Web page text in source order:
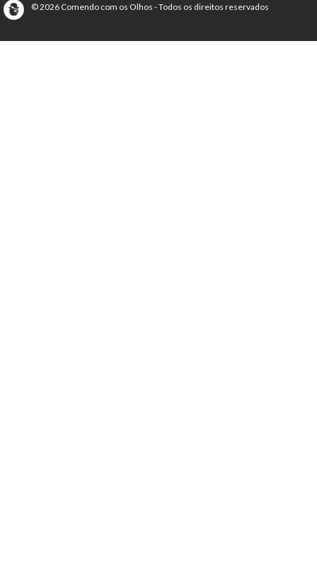
© 2026 Comendo com os Olhos - Todos os direitos reservados